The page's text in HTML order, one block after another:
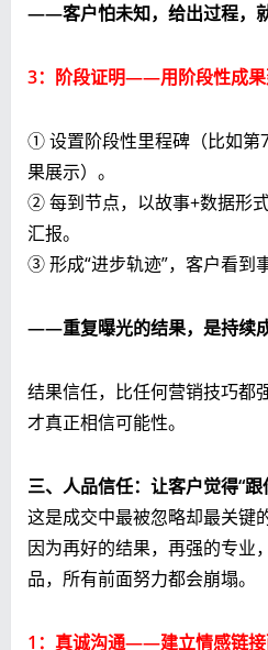
——客户怕未知，给出过程，
3：阶段证明——用阶段性成果
① 设置阶段性里程碑（比如第
果展示）。
② 每到节点，以故事+数据形
汇报。
③ 形成“进步轨迹”，客户看到
——重复曝光的结果，是持续
结果信任，比任何营销技巧都
才真正相信可能性。
三、人品信任：让客户觉得“
这是成交中最被忽略却最关键
因为再好的结果，再强的专业
品，所有前面努力都会崩塌。
1：真诚沟通——建立情感链接